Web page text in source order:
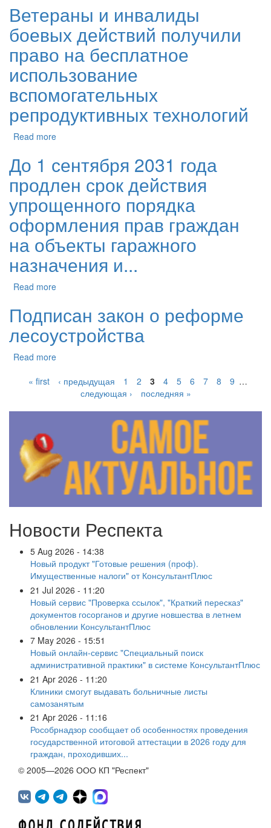
Ветераны и инвалиды
боевых действий получили
право на бесплатное
использование
вспомогательных
репродуктивных технологий
Read more
До 1 сентября 2031 года
продлен срок действия
упрощенного порядка
оформления прав граждан
на объекты гаражного
назначения и...
Read more
Подписан закон о реформе
лесоустройства
Read more
« first
‹ предыдущая 1 2 3 4 5 6 7 8 9 …
следующая ›
последняя »
Новости Респекта
5 Aug 2026 - 14:38
Новый продукт "Готовые решения (проф).
Имущественные налоги" от КонсультантПлюс
21 Jul 2026 - 11:20
Новый сервис "Проверка ссылок", "Краткий пересказ"
документов госорганов и другие новшества в летнем
обновлении КонсультантПлюс
7 May 2026 - 15:51
Новый онлайн-сервис "Специальный поиск
административной практики" в системе КонсультантПлюс
21 Apr 2026 - 11:20
Клиники смогут выдавать больничные листы
самозанятым
21 Apr 2026 - 11:16
Рособрнадзор сообщает об особенностях проведения
государственной итоговой аттестации в 2026 году для
граждан, проходивших...
© 2005—2026 ООО КП "Респект"